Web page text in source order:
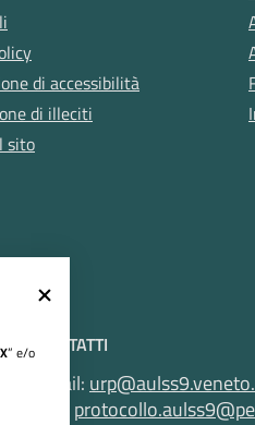
di accessibilità
di illeciti
sito
CONTATTI
Email:
X” e/o